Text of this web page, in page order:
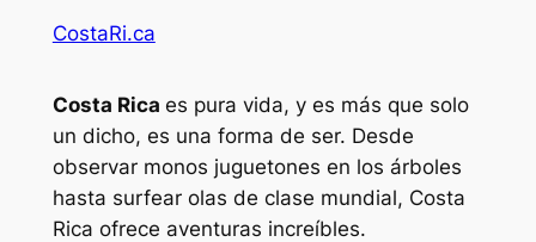
CostaRi.ca
Costa Rica es pura vida, y es más que solo
un dicho, es una forma de ser. Desde
observar monos juguetones en los árboles
hasta surfear olas de clase mundial, Costa
Rica ofrece aventuras increíbles.